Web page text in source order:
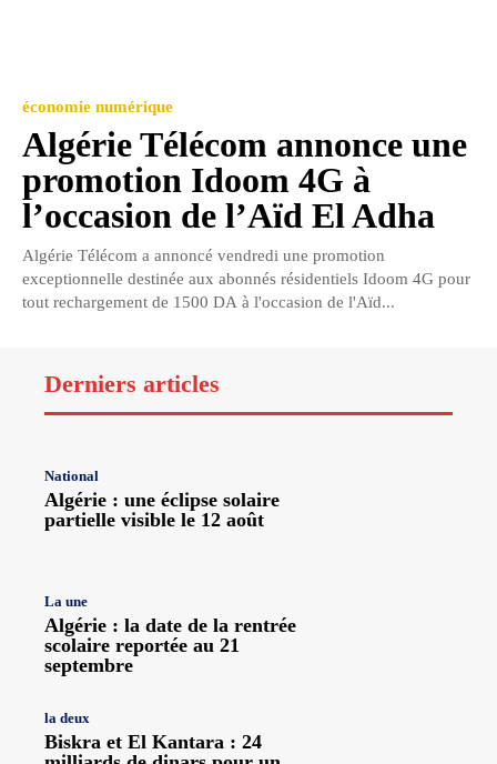
économie numérique
Algérie Télécom annonce une
promotion Idoom 4G à
l’occasion de l’Aïd El Adha
Algérie Télécom a annoncé vendredi une promotion
exceptionnelle destinée aux abonnés résidentiels Idoom 4G pour
tout rechargement de 1500 DA à l'occasion de l'Aïd...
Derniers articles
National
Algérie : une éclipse solaire
partielle visible le 12 août
La une
Algérie : la date de la rentrée
scolaire reportée au 21
septembre
la deux
Biskra et El Kantara : 24